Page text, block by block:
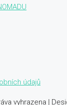
údajů
vyhrazena |